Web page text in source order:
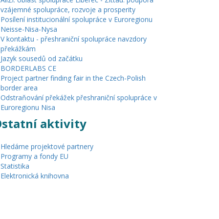
vzájemné spolupráce, rozvoje a prosperity
Posílení institucionální spolupráce v Euroregionu
Neisse-Nisa-Nysa
V kontaktu - přeshraniční spolupráce navzdory
překážkám
Jazyk sousedů od začátku
BORDERLABS CE
Project partner finding fair in the Czech-Polish
border area
Odstraňování překážek přeshraniční spolupráce v
Euroregionu Nisa
aktivity
Hledáme projektové partnery
Programy a fondy EU
Statistika
Elektronická knihovna